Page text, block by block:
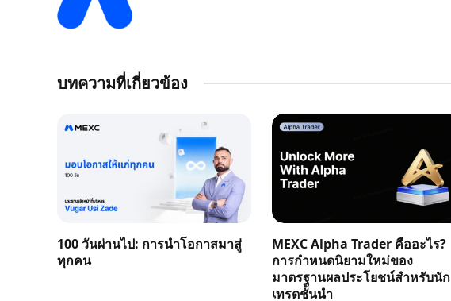
บทความที่เกี่ยวข้อง
100 วันผ่านไป: การนำโอกาสมาสู่
ทุกคน
MEXC Alpha Trader คืออะไร?
การกำหนดนิยามใหม่ของ
มาตรฐานผลประโยชน์สำหรับนัก
เทรดชั้นนำ